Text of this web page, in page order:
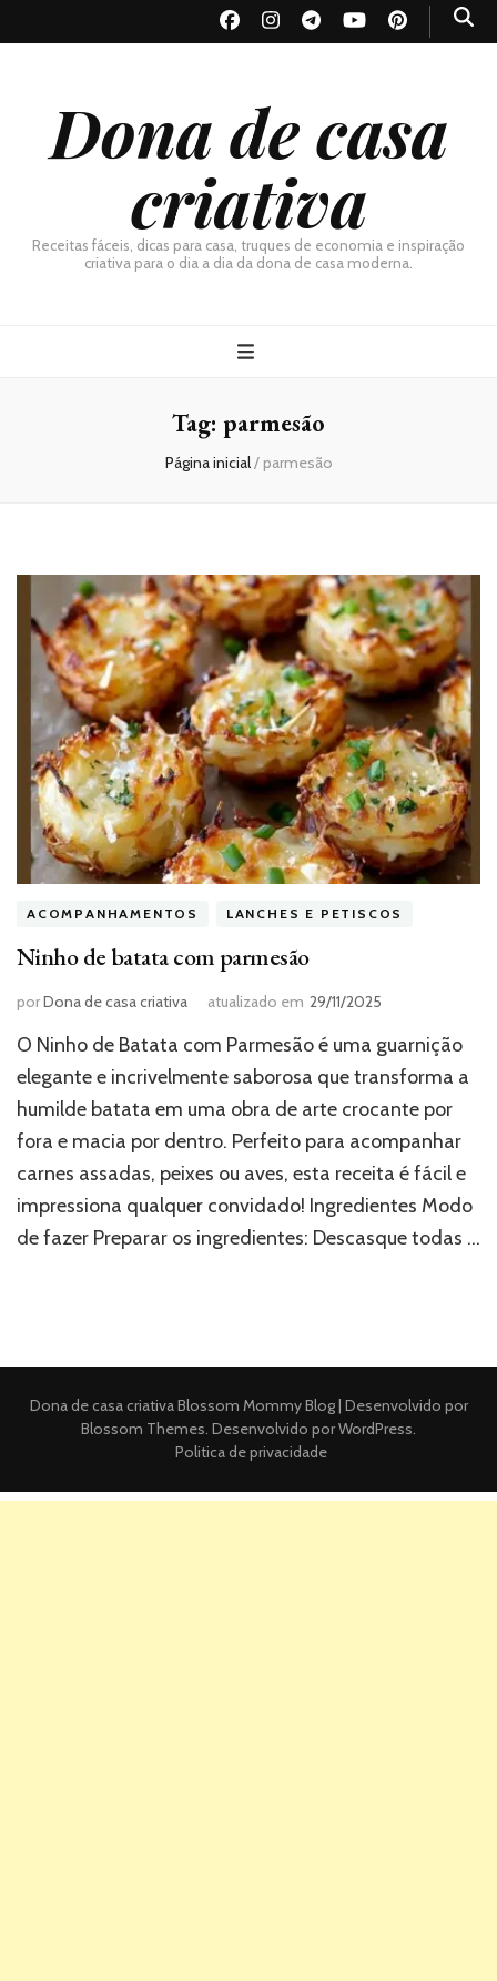
Dona de casa
criativa
Receitas fáceis, dicas para casa, truques de economia e inspiração
criativa para o dia a dia da dona de casa moderna.
Tag: parmesão
Página inicial/ parmesão
ACOMPANHAMENTOS LANCHES E PETISCOS
Ninho de batata com parmesão
porDona de casa criativa atualizado em 29/11/2025
O Ninho de Batata com Parmesão é uma guarnição
elegante e incrivelmente saborosa que transforma a
humilde batata em uma obra de arte crocante por
fora e macia por dentro. Perfeito para acompanhar
carnes assadas, peixes ou aves, esta receita é fácil e
impressiona qualquer convidado! Ingredientes Modo
de fazer Preparar os ingredientes: Descasque todas …
Dona de casa criativaBlossom Mommy Blog | Desenvolvido por
Blossom Themes. Desenvolvido porWordPress.
Politica de privacidade